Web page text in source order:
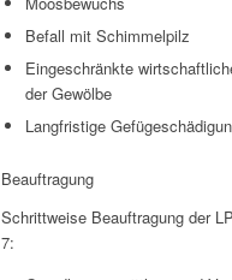
Befall mit Schimmelpilz
Eingeschränkte
der Gewölbe
Langfristige
Beauftragung
Schrittweise Beauftragung der
7: